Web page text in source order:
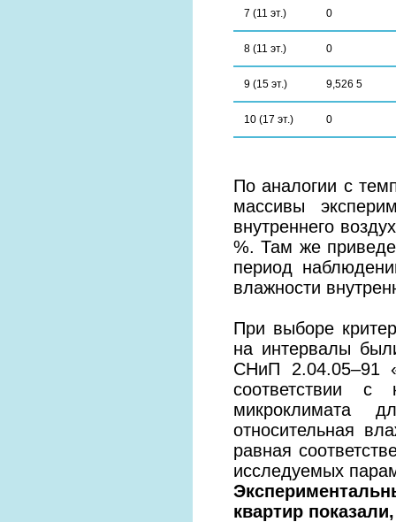
7 (11 эт.) 0
8 (11 эт.) 0
9 (15 эт.) 9,526 5
10 (17 эт.) 0
По аналогии с
массивы
внутреннего
%. Там же
период
влажности
При выборе
на интервалы
СНиП 2.04.05–91
соответствии с
микроклимата
относительная
равная
исследуемых
квартир